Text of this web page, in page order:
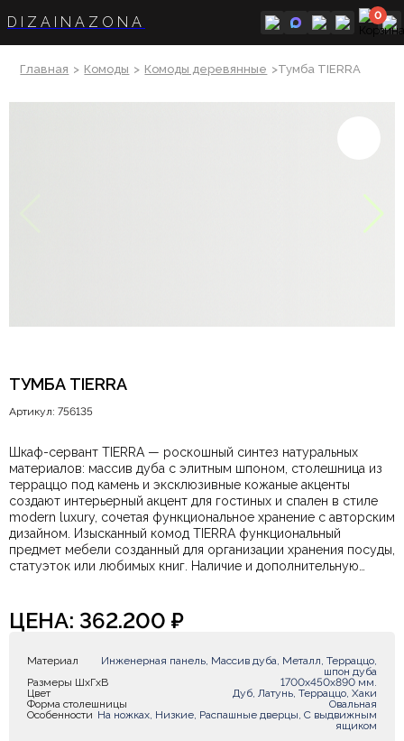
DIZAINAZONA 0
Главная > Комоды > Комоды деревянные >Тумба TIERRA
ТУМБА TIERRA
Артикул: 756135
Шкаф-сервант TIERRA — роскошный синтез натуральных
материалов: массив дуба с элитным шпоном, столешница из
терраццо под камень и эксклюзивные кожаные акценты
создают интерьерный акцент для гостиных и спален в стиле
modern luxury, сочетая функциональное хранение с авторским
дизайном. Изысканный комод TIERRA функциональный
предмет мебели созданный для организации хранения посуды,
статуэток или любимых книг. Наличие и дополнительную
ЦЕНА: 362.200 ₽
Материал
Инженерная панель, Массив дуба, Металл, Терраццо,
шпон дуба
Размеры ШxГxВ
1700х450х890 мм.
Цвет
Дуб, Латунь, Терраццо, Хаки
Форма столешницы
Овальная
Особенности На ножках, Низкие, Распашные дверцы, С выдвижным
ящиком